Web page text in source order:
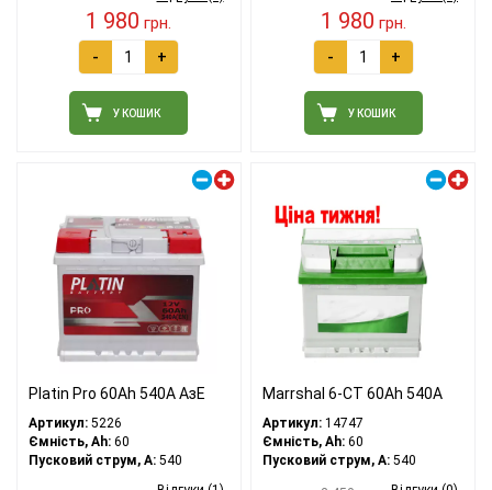
1 980 грн.
- +
У КОШИК
1 980 грн.
- +
У КОШИК
Platin Pro 60Ah 540A АзЕ
Артикул: 5226
Ємність, Ah: 60
Пусковий струм, A: 540
Marrshal 6-CT 60Ah 540A
Артикул: 14747
Ємність, Ah: 60
Пусковий струм, A: 540